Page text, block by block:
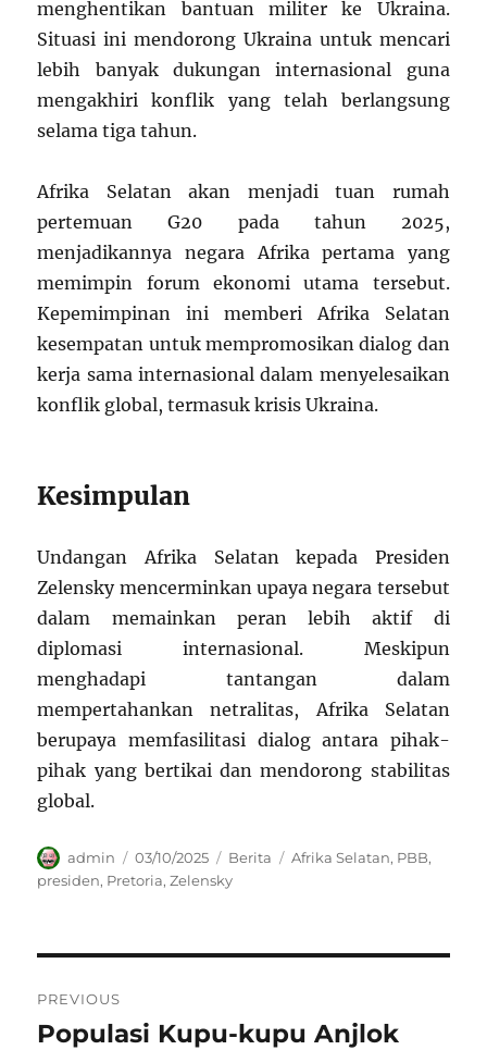
menghentikan bantuan militer ke Ukraina.
Situasi ini mendorong Ukraina untuk mencari
lebih banyak dukungan internasional guna
mengakhiri konflik yang telah berlangsung
selama tiga tahun.
Afrika Selatan akan menjadi tuan rumah
pertemuan G20 pada tahun 2025,
menjadikannya negara Afrika pertama yang
memimpin forum ekonomi utama tersebut.
Kepemimpinan ini memberi Afrika Selatan
kesempatan untuk mempromosikan dialog dan
kerja sama internasional dalam menyelesaikan
konflik global, termasuk krisis Ukraina.
Kesimpulan
Undangan Afrika Selatan kepada Presiden
Zelensky mencerminkan upaya negara tersebut
dalam memainkan peran lebih aktif di
diplomasi internasional. Meskipun
menghadapi tantangan dalam
mempertahankan netralitas, Afrika Selatan
berupaya memfasilitasi dialog antara pihak-
pihak yang bertikai dan mendorong stabilitas
global.
Author
admin
Posted
on
03/10/2025 Categories
Berita Tags
Afrika Selatan, PBB,
presiden, Pretoria,Zelensky
pos
PREVIOUS
Previous
Populasi Kupu-kupu Anjlok